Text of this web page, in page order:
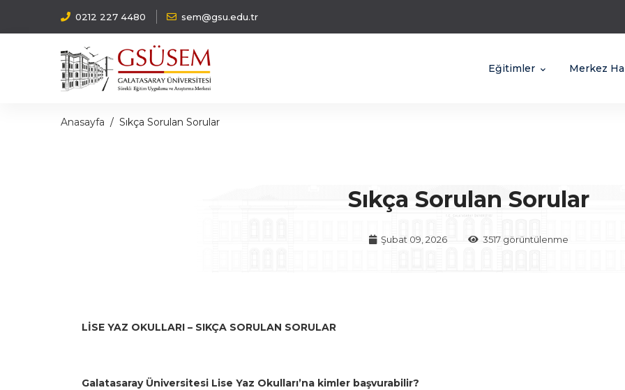
0212 227 4480 sem@gsu.edu.tr
Eğitimler Merkez
Anasayfa Sıkça Sorulan Sorular
Sıkça Sorulan Sorular
Şubat 09, 2026 3517 görüntülenme
LİSE YAZ OKULLARI – SIKÇA SORULAN SORULAR
Galatasaray Üniversitesi Lise Yaz Okulları’na kimler başvurabilir?